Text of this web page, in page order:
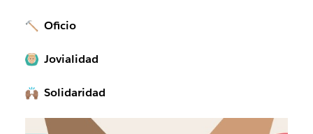
Oficio
Jovialidad
Solidaridad